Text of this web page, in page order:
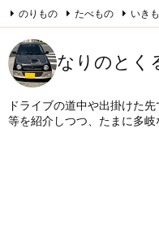
なりのとく
ドライブの道中や出掛けた
等を紹介しつつ、たまに多
のりもの たべもの いき
Feedly